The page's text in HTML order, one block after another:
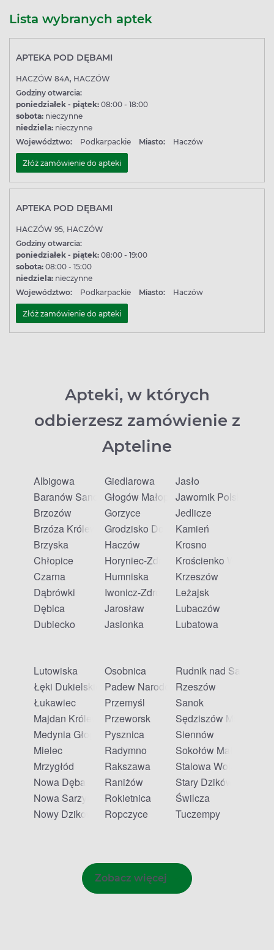
Lista wybranych aptek
APTEKA POD DĘBAMI
HACZÓW 84A, HACZÓW
Godziny otwarcia:
poniedziałek - piątek: 08:00 - 18:00
sobota: nieczynne
niedziela: nieczynne
Województwo:
Podkarpackie Miasto: Haczów
Złóż zamówienie do apteki
APTEKA POD DĘBAMI
HACZÓW 95, HACZÓW
Godziny otwarcia:
poniedziałek - piątek: 08:00 - 19:00
sobota: 08:00 - 15:00
niedziela: nieczynne
Województwo:
Podkarpackie Miasto: Haczów
Złóż zamówienie do apteki
Apteki, w których
odbierzesz zamówienie z
Apteline
Albigowa
Baranów Sandomierski
Brzozów
Brzóza Królewska
Brzyska
Chłopice
Czarna
Dąbrówki
Dębica
Dubiecko
Giedlarowa
Głogów Małopolski
Gorzyce
Grodzisko Dolne
Haczów
Horyniec-Zdrój
Humniska
Iwonicz-Zdrój
Jarosław
Jasionka
Jasło
Jawornik Polski
Jedlicze
Kamień
Krosno
Krościenko Wyżne
Krzeszów
Leżajsk
Lubaczów
Lubatowa
Lutowiska
Łęki Dukielskie
Łukawiec
Majdan Królewski
Medynia Głogowska
Mielec
Mrzygłód
Nowa Dęba
Nowa Sarzyna
Nowy Dzikowiec
Osobnica
Padew Narodowa
Przemyśl
Przeworsk
Pysznica
Radymno
Rakszawa
Raniżów
Rokietnica
Ropczyce
Rudnik nad Sanem
Rzeszów
Sanok
Sędziszów Małopolski
Siennów
Sokołów Małopolski
Stalowa Wola
Stary Dzików
Świlcza
Tuczempy
Zobacz więcej